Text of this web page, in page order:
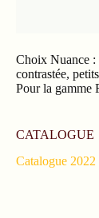
Choix Nuance :
contrastée,
Pour la gamme
CATALOGUE
Catalogue